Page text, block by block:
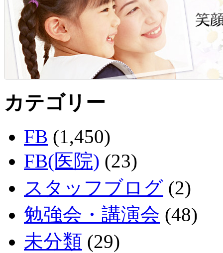
カテゴリー
FB (1,450)
FB(医院) (23)
スタッフブログ (2)
勉強会・講演会 (48)
未分類 (29)